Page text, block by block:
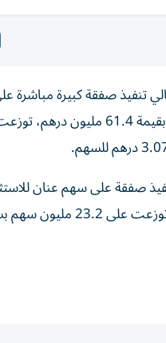
تنفيذ صفقة كبيرة مباشرة
صفقة على سهم عنان